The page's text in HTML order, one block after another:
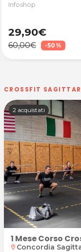
Infoshop
29,90€
60,00€ -50%
CROSSFIT
2 acquistati
1 Mese Corso
location_on Concordia